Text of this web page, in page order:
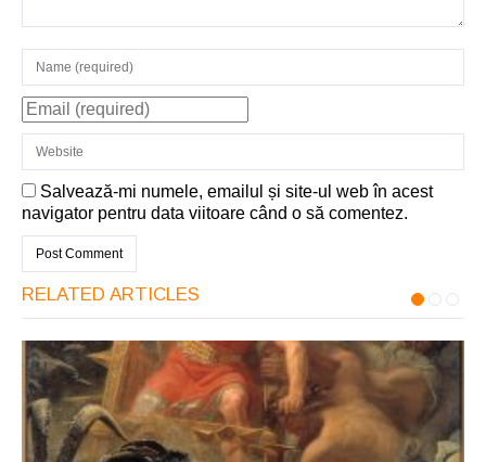
Salvează-mi numele, emailul și site-ul web în acest
navigator pentru data viitoare când o să comentez.
RELATED ARTICLES